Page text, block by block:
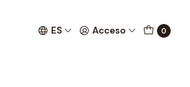
ES Acceso 0